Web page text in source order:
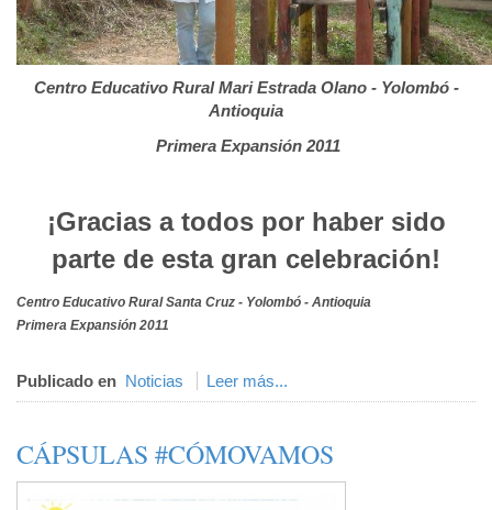
Centro Educativo Rural Mari Estrada Olano - Yolombó -
Antioquia
Primera Expansión 2011
¡Gracias a todos por haber sido
parte de esta gran celebración!
Centro Educativo Rural Santa Cruz - Yolombó - Antioquia
Primera Expansión 2011
Publicado en Noticias Leer más...
CÁPSULAS #CÓMOVAMOS